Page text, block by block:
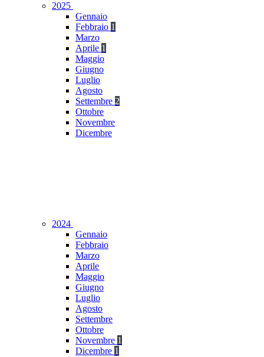
2025
Gennaio
Febbraio 1
Marzo
Aprile 1
Maggio
Giugno
Luglio
Agosto
Settembre 2
Ottobre
Novembre
Dicembre
2024
Gennaio
Febbraio
Marzo
Aprile
Maggio
Giugno
Luglio
Agosto
Settembre
Ottobre
Novembre 1
Dicembre 1